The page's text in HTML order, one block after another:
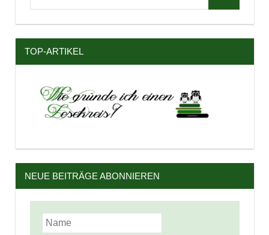
TOP-ARTIKEL
NEUE BEITRÄGE ABONNIEREN